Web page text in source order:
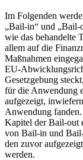
Im Folgenden
„Bail-in“ und „Bail-
wie das behandelte
allem auf die
Maßnahmen
EU-
Gesetzgebung
für die Anwendung
aufgezeigt,
Anwendung
Kapitel der Bail-out
von Bail-in und
den zuvor
werden.